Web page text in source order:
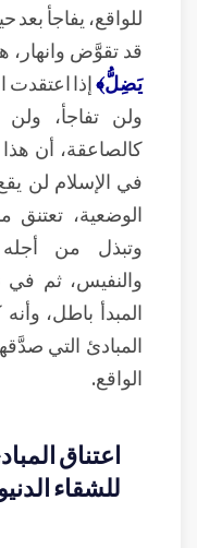
للواقع، يفاجأ بعد
قد تقوَّض وانهار،
يَضِلُّ﴾إذا اعتقدت
ولن تفاجأ،
كالصاعقة، أن
في الإسلام لن
الوضعية، تعتنق
وتبذل من
والنفيس، ثم
المبدأ باطل،
المبادئ التي
الواقع.
اعتناق
للشقاء